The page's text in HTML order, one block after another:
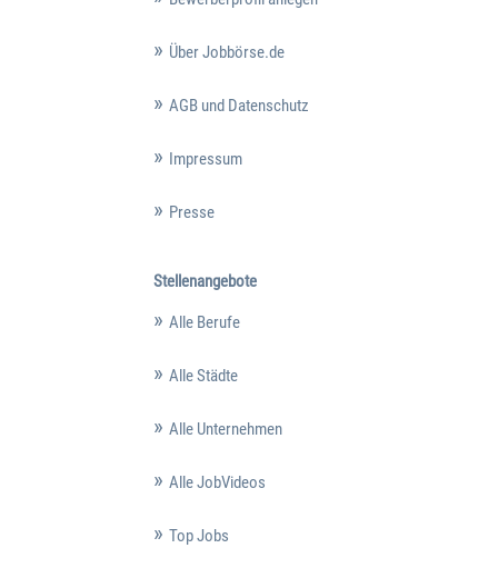
Über Jobbörse.de
AGB und Datenschutz
Impressum
Presse
Stellenangebote
Alle Berufe
Alle Städte
Alle Unternehmen
Alle JobVideos
Top Jobs